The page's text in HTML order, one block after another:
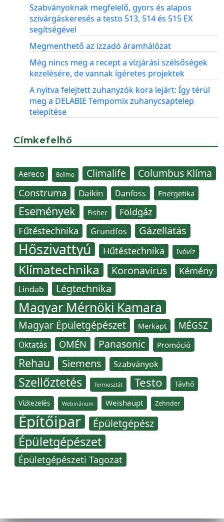
Szabványoknak megfelelő, gyors és alapos
szivárgáskeresés a testo 513, 514 és 515 EX
segítségével
Megmenthető az izzadó áramhálózat
Még nincs meg a recept a vízjárási szélsőségek
kezelésére, de vannak ígéretes projektek
A nyitva felejtett zuhanyzók kora lejárt: Így térül
meg a DELABIE Tempomix zuhanycsaptelep
telepítése
Címkefelhő
Aereco Belimo Climalife Columbus Klíma
Construma Daikin Danfoss Energetika
Események Fisher Földgáz
Fűtéstechnika Grundfos Gázellátás
Hőszivattyú Hűtéstechnika Ivóvíz
Klímatechnika Koronavírus Kémény
Lindab Légtechnika
Magyar Mérnöki Kamara
Magyar Épületgépészet Merkapt MÉGSZ
Oktatás OMÉN Panasonic Promóció
Rehau Siemens Szabványok
Szellőztetés Termosztát Testo Távhő
Vízkezelés Webinárium Weishaupt Zehnder
Építőipar Épületgépész
Épületgépészet
Épületgépészeti Tagozat